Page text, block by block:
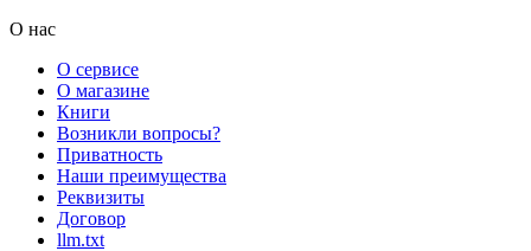
О нас
О сервисе
О магазине
Книги
Возникли вопросы?
Приватность
Наши преимущества
Реквизиты
Договор
llm.txt